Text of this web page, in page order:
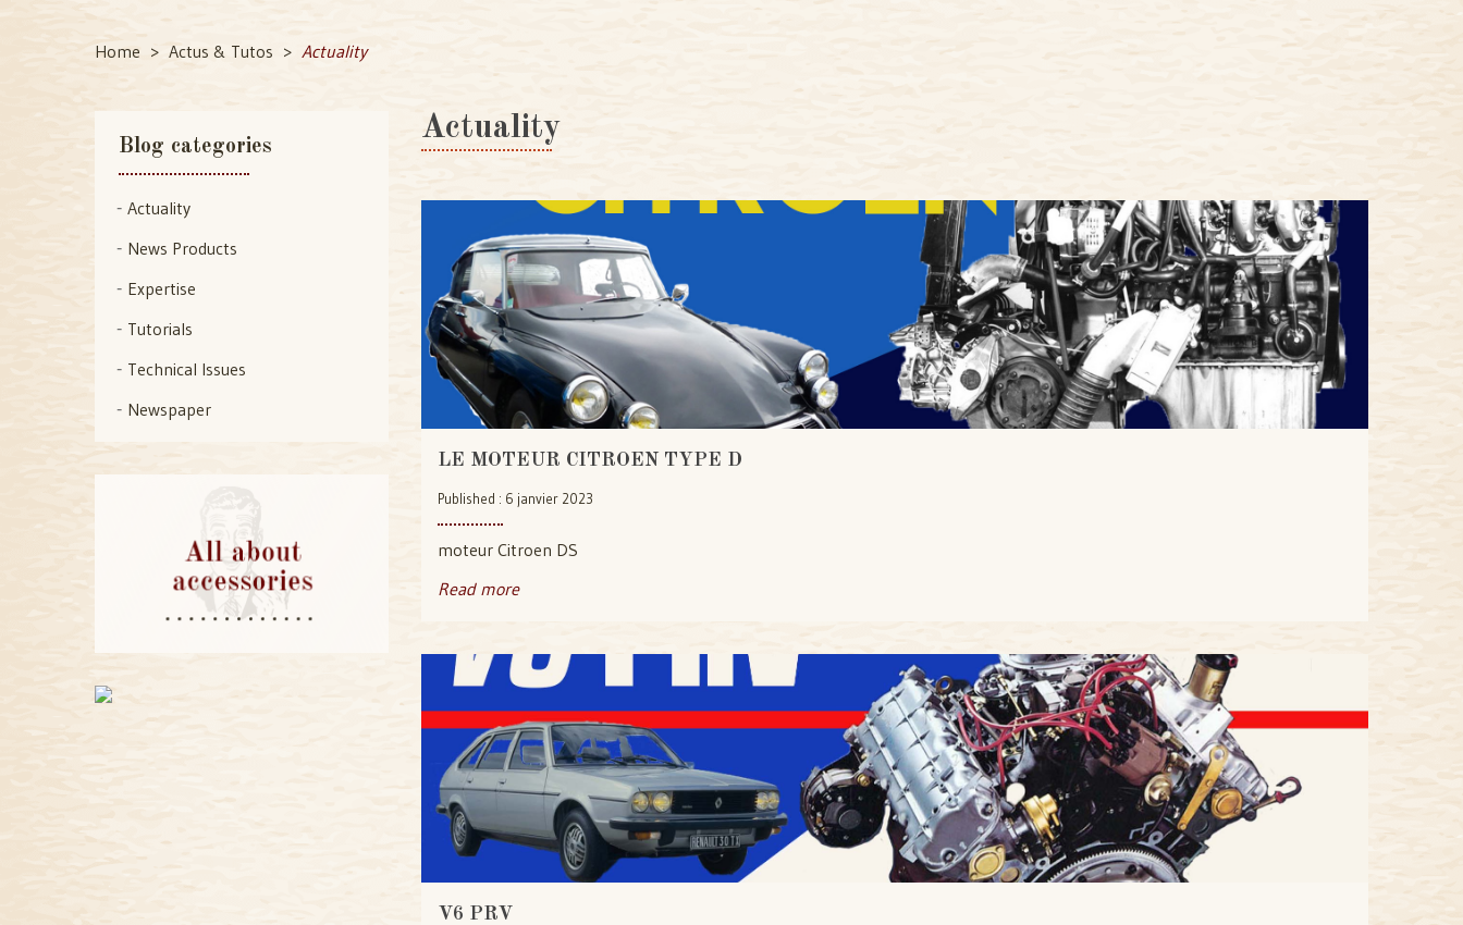
Home Actus & Tutos Actuality
Blog categories
Actuality
News Products
Expertise
Tutorials
Technical Issues
Newspaper
Actuality
LE MOTEUR CITROEN TYPE D
Published : 6 janvier 2023
moteur Citroen DS
Read more
V6 PRV